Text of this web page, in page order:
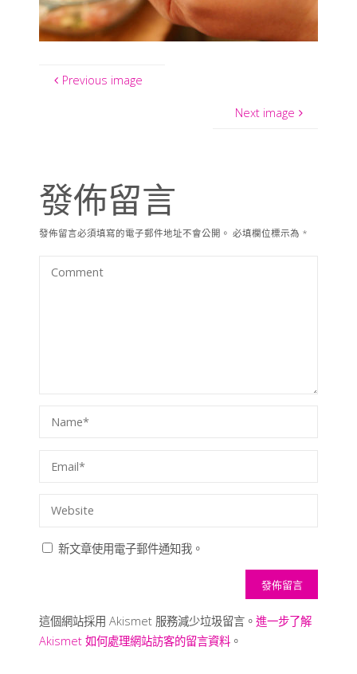
Previous image
Next image
發佈留言
發佈留言必須填寫的電子郵件地址不會公開。 必填欄位標示為 *
新文章使用電子郵件通知我。
這個網站採用 Akismet 服務減少垃圾留言。 進一步了解
Akismet 如何處理網站訪客的留言資料。